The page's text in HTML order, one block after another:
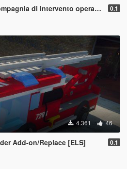
intervento operativo | Antisommossa 0.1
4.361 46
Add-on/Replace [ELS] 0.1